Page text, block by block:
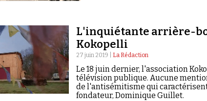
L'inquiétante arrière-
Kokopelli
27 juin 2019 | La Rédaction
Le 18 juin dernier, l'association
télévision publique. Aucune
de l'antisémitisme qui
fondateur, Dominique Guillet.